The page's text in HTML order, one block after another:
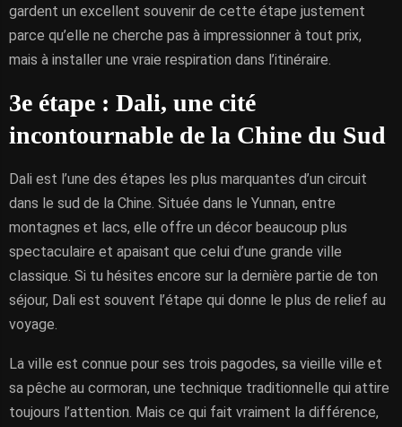
gardent un excellent souvenir de cette étape justement
parce qu’elle ne cherche pas à impressionner à tout prix,
mais à installer une vraie respiration dans l’itinéraire.
3e étape : Dali, une cité
incontournable de la Chine du Sud
Dali est l’une des étapes les plus marquantes d’un circuit
dans le sud de la Chine. Située dans le Yunnan, entre
montagnes et lacs, elle offre un décor beaucoup plus
spectaculaire et apaisant que celui d’une grande ville
classique. Si tu hésites encore sur la dernière partie de ton
séjour, Dali est souvent l’étape qui donne le plus de relief au
voyage.
La ville est connue pour ses trois pagodes, sa vieille ville et
sa pêche au cormoran, une technique traditionnelle qui attire
toujours l’attention. Mais ce qui fait vraiment la différence,